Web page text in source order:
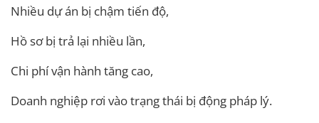
Nhiều dự án bị chậm tiến độ,
Hồ sơ bị trả lại nhiều lần,
Chi phí vận hành tăng cao,
Doanh nghiệp rơi vào trạng thái bị động pháp lý.